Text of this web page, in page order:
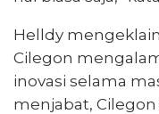
Helldy
Cilegon
inovasi selama
menjabat,